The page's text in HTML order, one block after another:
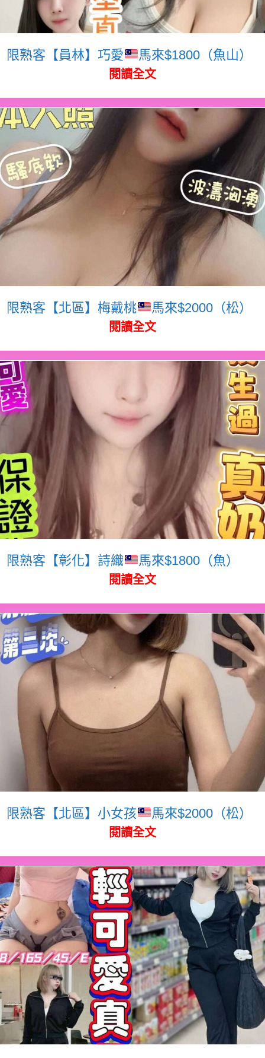
限熟客【員林】巧愛 馬來$1800（魚山）
閱讀全文
限熟客【北區】梅戴桃 馬來$2000（松）
閱讀全文
限熟客【彰化】詩織 馬來$1800（魚）
閱讀全文
限熟客【北區】小女孩 馬來$2000（松）
閱讀全文